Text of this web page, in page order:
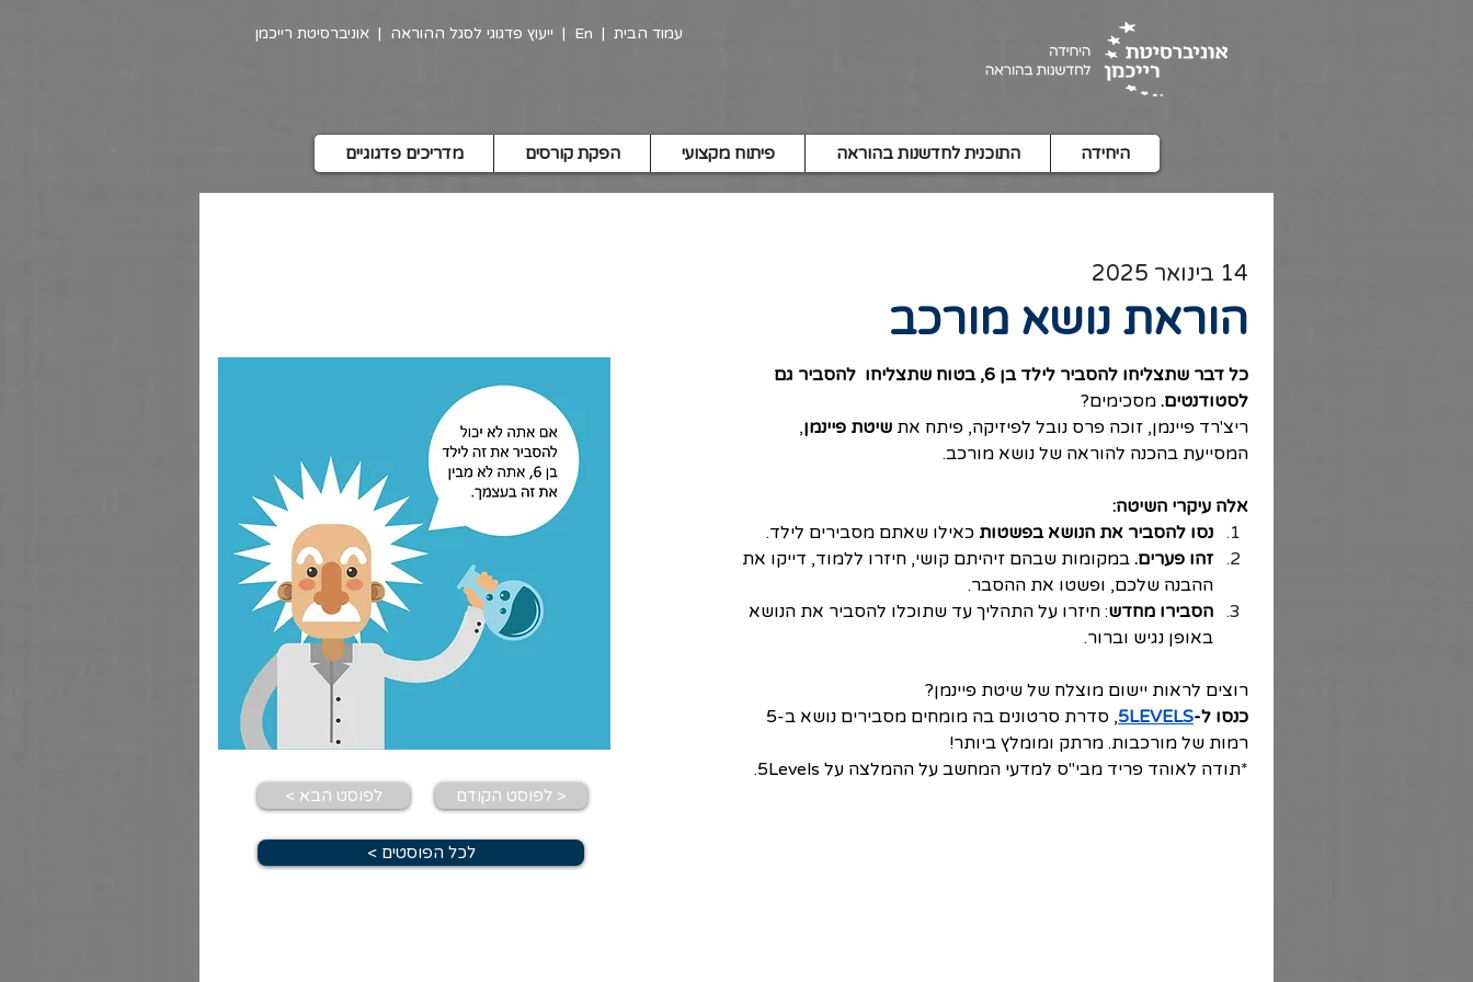
עמוד הבית |
En
| ​​ ייעוץ פדגוגי לסגל ההוראה |אוניברסיטת רייכמן
מדריכים פדגוגיים הפקת קורסים פיתוח מקצועי התוכנית לחדשנות בהוראה היחידה
< לפוסט הבא לפוסט הקודם >
< לכל הפוסטים
14 בינואר 2025
הוראת נושא מורכב
כל דבר שתצליחו להסביר לילד בן 6, בטוח שתצליחו  להסביר גם
לסטודנטים. מסכימים?
ריצ'רד פיינמן, זוכה פרס נובל לפיזיקה, פיתח את שיטת פיינמן,
המסייעת בהכנה להוראה של נושא מורכב.
אלה עיקרי השיטה:
נסו להסביר את הנושא בפשטות כאילו שאתם מסבירים לילד.
זהו פערים. במקומות שבהם זיהיתם קושי, חיזרו ללמוד, דייקו את
ההבנה שלכם, ופשטו את ההסבר.
הסבירו מחדש: חיזרו על התהליך עד שתוכלו להסביר את הנושא
באופן נגיש וברור.
רוצים לראות יישום מוצלח של שיטת פיינמן?
כנסו ל-5LEVELS
רמות של מורכבות. מרתק ומומלץ ביותר!
*תודה לאוהד פריד מבי"ס למדעי המחשב על ההמלצה על 5Levels.